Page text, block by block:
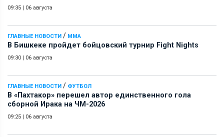
09:35 | 06 августа
ГЛАВНЫЕ НОВОСТИ / ММА
В Бишкеке пройдет бойцовский турнир Fight Nights
09:30 | 06 августа
ГЛАВНЫЕ НОВОСТИ / ФУТБОЛ
В «Пахтакор» перешел автор единственного гола
сборной Ирака на ЧМ-2026
09:25 | 06 августа